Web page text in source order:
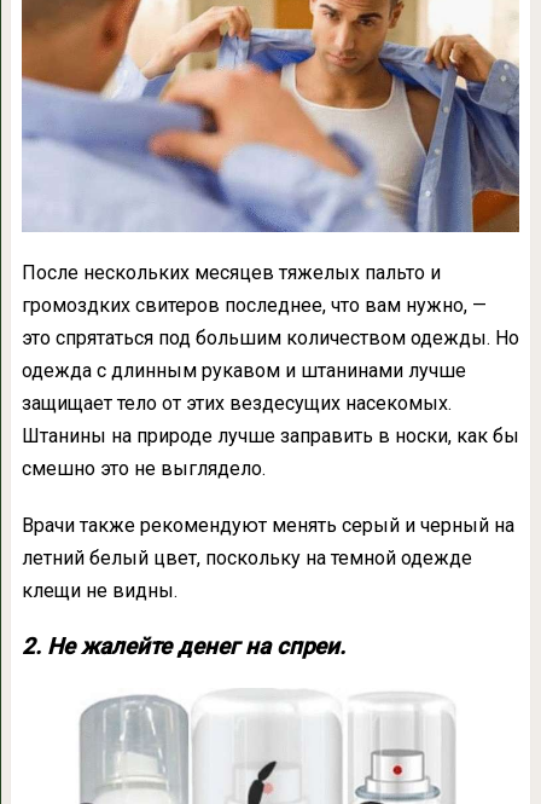
После нескольких месяцев тяжелых пальто и
громоздких свитеров последнее, что вам нужно, —
это спрятаться под большим количеством одежды. Но
одежда с длинным рукавом и штанинами лучше
защищает тело от этих вездесущих насекомых.
Штанины на природе лучше заправить в носки, как бы
смешно это не выглядело.
Врачи также рекомендуют менять серый и черный на
летний белый цвет, поскольку на темной одежде
клещи не видны.
2. Не жалейте денег на спреи.